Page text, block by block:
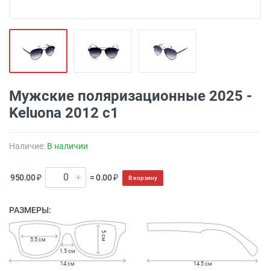
Мужские поляризационные 2025 -
Keluona 2012 с1
Наличие: В наличии
950.00 ₽ = 0.00 ₽ В корзину
РАЗМЕРЫ:
1.5 см
5.5 см 5 см
14 см 14.5 см